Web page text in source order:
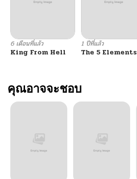
6 เดือนที่แล้ว
King From Hell
1 ปีที่แล้ว
The 5 Elements
คุณอาจจะชอบ